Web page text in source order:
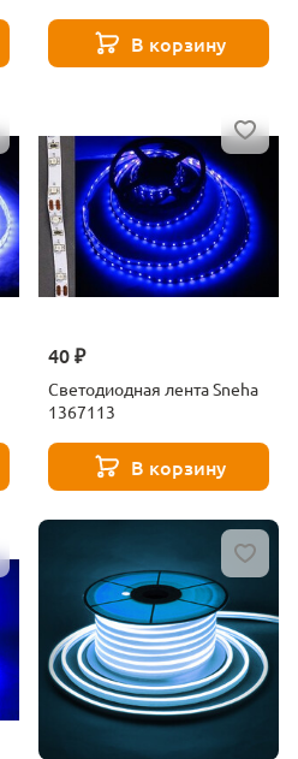
В корзину
40 ₽
Светодиодная лента Sneha
1367113
В корзину